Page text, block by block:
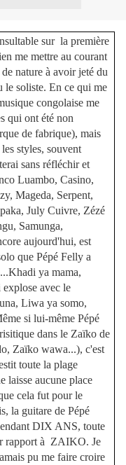
sur la première
me mettre au courant
nature à avoir jeté du
le soliste. En ce qui me
congolaise me
qui ont été non
de fabrique), mais
styles, souvent
sans réfléchir et
Luambo, Casino,
Mageda, Serpent,
July Cuivre, Zézé
Samunga,
aujourd'hui, est
que Pépé Felly a
ya mama,
avec le
Liwa ya somo,
si lui-même Pépé
dans le Zaïko de
Zaïko wawa...), c'est
toute la plage
laisse aucune place
cela fut pour le
la guitare de Pépé
DIX ANS, toute
rapport à ZAIKO. Je
pu me faire croire